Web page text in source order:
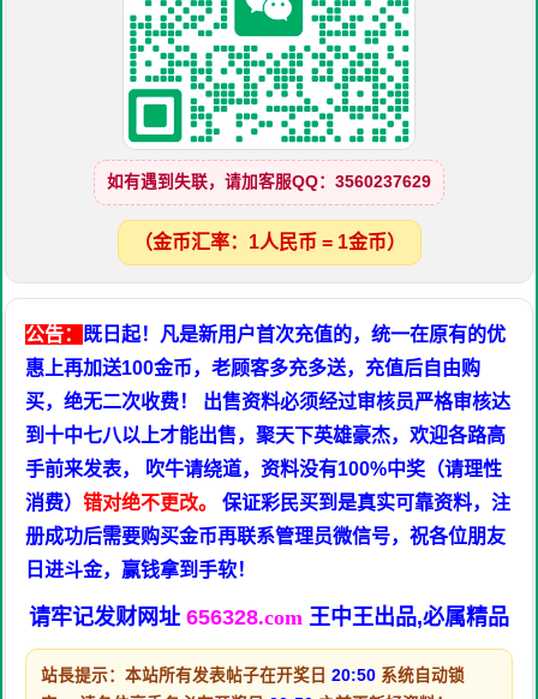
如有遇到失联，请加客服QQ：3560237629
（金币汇率：1人民币 = 1金币）
公告： 既日起！凡是新用户首次充值的，统一在原有的优
惠上再加送100金币，老顾客多充多送，充值后自由购
买，绝无二次收费！ 出售资料必须经过审核员严格审核达
到十中七八以上才能出售，聚天下英雄豪杰，欢迎各路高
手前来发表， 吹牛请绕道，资料没有100%中奖（请理性
消费） 错对绝不更改。
保证彩民买到是真实可靠资料，注
册成功后需要购买金币再联系管理员微信号，祝各位朋友
日进斗金，赢钱拿到手软！
请牢记发财网址 656328.com 王中王出品,必属精品
站長提示：本站所有发表帖子在开奖日 20:50 系统自动锁